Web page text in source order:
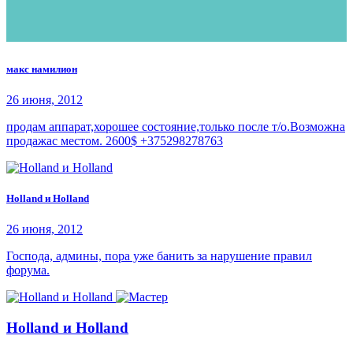
макс намилион
26 июня, 2012
продам аппарат,хорошее состояние,только после т/о.Возможна
продажас местом. 2600$ +375298278763
Holland и Holland
26 июня, 2012
Господа, админы, пора уже банить за нарушение правил
форума.
Holland и Holland